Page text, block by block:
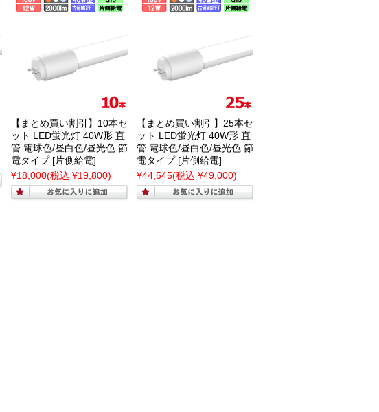
【まとめ買い割引】10本セ
ット LED蛍光灯 40W形 直
管 電球色/昼白色/昼光色 節
電タイプ [片側給電]
¥18,000(税込 ¥19,800)
【まとめ買い割引】25本セ
ット LED蛍光灯 40W形 直
管 電球色/昼白色/昼光色 節
電タイプ [片側給電]
¥44,545(税込 ¥49,000)